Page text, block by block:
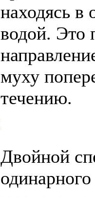
находясь в
водой. Это
муху
течению.
Двойной